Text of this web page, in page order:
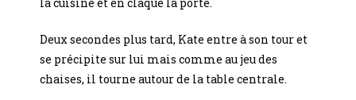
Deux secondes plus tard, Kate entre à son tour et
se précipite sur lui mais comme au jeu des
chaises, il tourne autour de la table centrale.